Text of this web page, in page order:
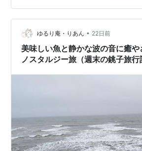
択 源泉かけ流しでこのお値段はお得
も土日祝は朝風呂まであるという素晴
車場がちょっとだけわかりにくかった(
園？だったかがあってそちらに最初は
か違うよな？と出て…
ゆるり庵・りあん • 22日前
美味しい魚と静かな波の音に癒
ノスタルジー旅（週末の銚子旅